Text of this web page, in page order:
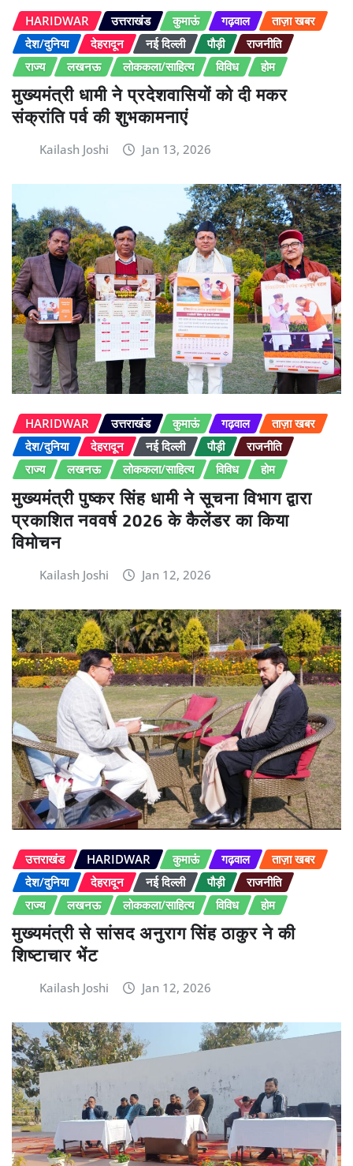
HARIDWAR उत्तराखंड कुमाऊं गढ़वाल
ताज़ा खबर
देश/दुनिया
देहरादून नई दिल्ली पौड़ी
राजनीति
राज्य
लखनऊ लोककला/साहित्य विविध होम
मुख्यमंत्री धामी ने प्रदेशवासियों को दी मकर
संक्रांति पर्व की शुभकामनाएं
Kailash Joshi Jan 13, 2026
HARIDWAR उत्तराखंड कुमाऊं गढ़वाल
ताज़ा खबर
देश/दुनिया
देहरादून नई दिल्ली पौड़ी
राजनीति
राज्य
लखनऊ लोककला/साहित्य विविध होम
मुख्यमंत्री पुष्कर सिंह धामी ने सूचना विभाग द्वारा
प्रकाशित नववर्ष 2026 के कैलेंडर का किया
विमोचन
Kailash Joshi Jan 12, 2026
उत्तराखंड HARIDWAR कुमाऊं गढ़वाल
ताज़ा खबर
देश/दुनिया
देहरादून नई दिल्ली पौड़ी
राजनीति
राज्य
लखनऊ लोककला/साहित्य विविध होम
मुख्यमंत्री से सांसद अनुराग सिंह ठाकुर ने की
शिष्टाचार भेंट
Kailash Joshi Jan 12, 2026